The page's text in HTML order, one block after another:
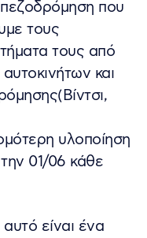
που
τους
τους από
και
υλοποίηση
01/06 κάθε
είναι ένα